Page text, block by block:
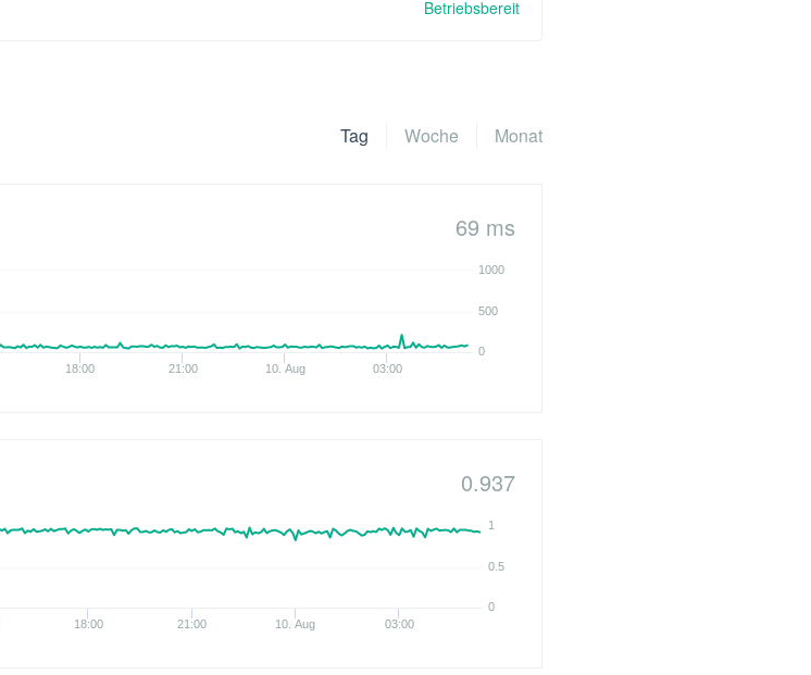
Betriebsbereit
Monat
Woche
Tag
69 ms
18:00 21:00 10. Aug 03:00
0
500
1000
0.937
18:00 21:00 10. Aug 03:00
0
0.5
1